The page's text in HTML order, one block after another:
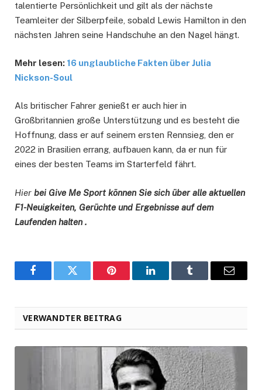
talentierte Persönlichkeit und gilt als der nächste
Teamleiter der Silberpfeile, sobald Lewis Hamilton in den
nächsten Jahren seine Handschuhe an den Nagel hängt.
Mehr lesen: 16 unglaubliche Fakten über Julia
Nickson-Soul
Als britischer Fahrer genießt er auch hier in
Großbritannien große Unterstützung und es besteht die
Hoffnung, dass er auf seinem ersten Rennsieg, den er
2022 in Brasilien errang, aufbauen kann, da er nun für
eines der besten Teams im Starterfeld fährt.
Hier bei Give Me Sport können Sie sich über alle aktuellen
F1-Neuigkeiten, Gerüchte und Ergebnisse auf dem
Laufenden halten .
FacebookTwitter Pinterest LinkedInTumblr Email
VERWANDTER BEITRAG